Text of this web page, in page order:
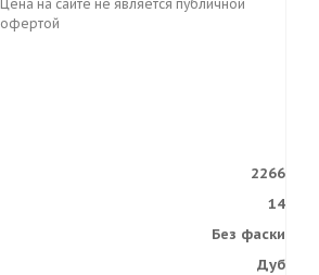
Цена на сайте не является публичной
офертой
2266
14
Без фаски
Дуб